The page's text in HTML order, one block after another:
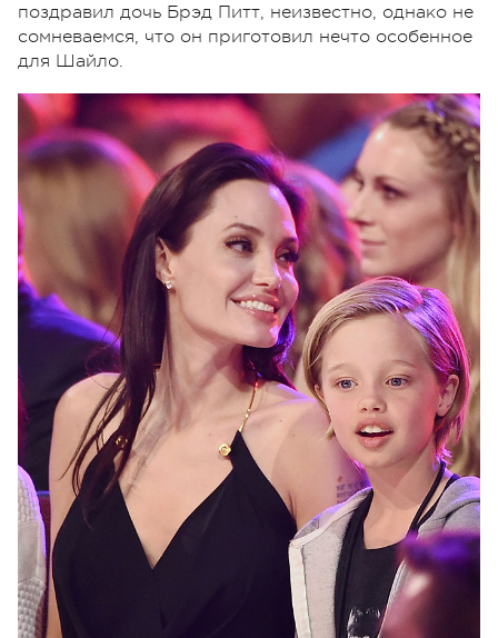
поздравил дочь Брэд Питт, неизвестно, однако не
сомневаемся, что он приготовил нечто особенное
для Шайло.